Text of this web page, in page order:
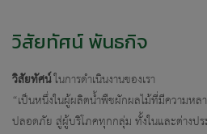
วิสัยทัศน์ พันธกิจ
วิสัยทัศน์ในการดำเนินงานของเรา
“เป็นหนึ่งในผู้ผลิตน้ำพืชผักผลไม้ที่มีความห
ปลอดภัย สู่ผู้บริโภคทุกกลุ่ม ทั้งในและต่างปร